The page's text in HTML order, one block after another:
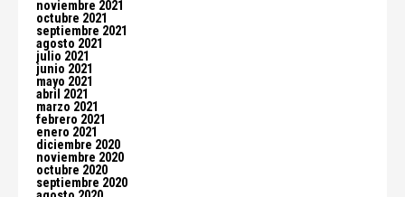
noviembre 2021
octubre 2021
septiembre 2021
agosto 2021
julio 2021
junio 2021
mayo 2021
abril 2021
marzo 2021
febrero 2021
enero 2021
diciembre 2020
noviembre 2020
octubre 2020
septiembre 2020